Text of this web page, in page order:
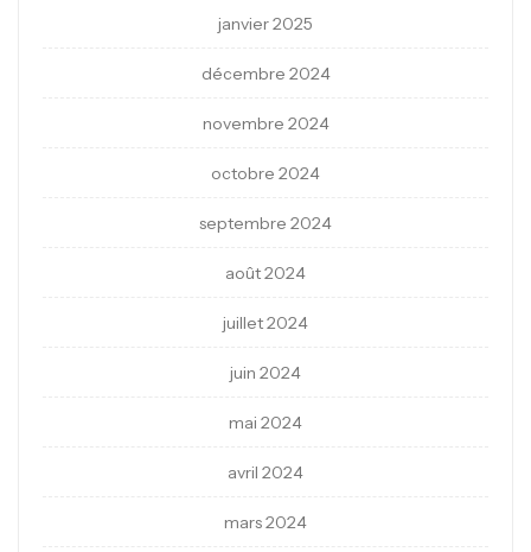
janvier 2025
décembre 2024
novembre 2024
octobre 2024
septembre 2024
août 2024
juillet 2024
juin 2024
mai 2024
avril 2024
mars 2024